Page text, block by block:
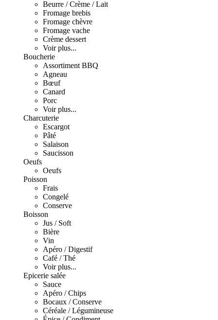
Beurre / Crème / Lait
Fromage brebis
Fromage chèvre
Fromage vache
Crème dessert
Voir plus...
Boucherie
Assortiment BBQ
Agneau
Bœuf
Canard
Porc
Voir plus...
Charcuterie
Escargot
Pâté
Salaison
Saucisson
Oeufs
Oeufs
Poisson
Frais
Congelé
Conserve
Boisson
Jus / Soft
Bière
Vin
Apéro / Digestif
Café / Thé
Voir plus...
Epicerie salée
Sauce
Apéro / Chips
Bocaux / Conserve
Céréale / Légumineuse